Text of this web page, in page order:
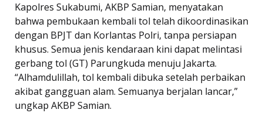
Kapolres Sukabumi, AKBP Samian, menyatakan
bahwa pembukaan kembali tol telah dikoordinasikan
dengan BPJT dan Korlantas Polri, tanpa persiapan
khusus. Semua jenis kendaraan kini dapat melintasi
gerbang tol (GT) Parungkuda menuju Jakarta.
“Alhamdulillah, tol kembali dibuka setelah perbaikan
akibat gangguan alam. Semuanya berjalan lancar,”
ungkap AKBP Samian.